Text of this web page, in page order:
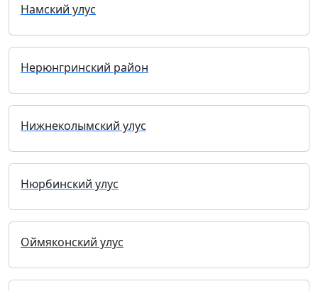
Намский улус
Нерюнгринский район
Нижнеколымский улус
Нюрбинский улус
Оймяконский улус